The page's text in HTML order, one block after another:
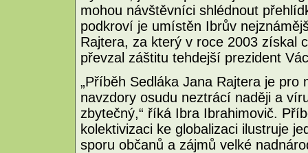
mohou návštěvníci shlédnout
podkroví je umístěn Ibrův
Rajtera, za který v roce 2003 získal
převzal záštitu tehdejší prezident
„Příběh Sedláka Jana Rajtera je
navzdory osudu neztrácí naději a
zbytečný,“ říká Ibra Ibrahimovič.
kolektivizaci ke globalizaci ilustruje
sporu občanů a zájmů velké